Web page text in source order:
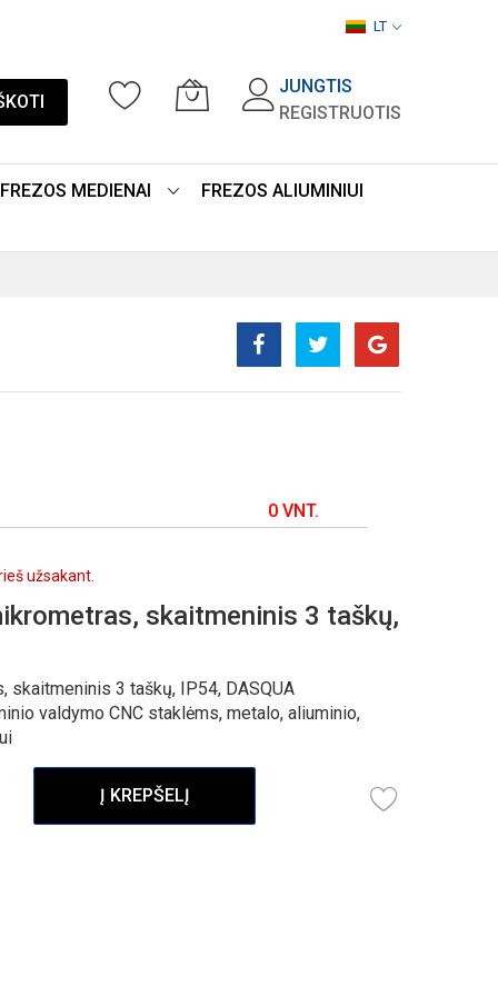
LT
JUNGTIS
REGISTRUOTIS
FREZOS MEDIENAI FREZOS ALIUMINIUI
0 VNT.
užsakant.
skaitmeninis 3 taškų,
skaitmeninis 3 taškų, IP54, DASQUA
valdymo CNC staklėms, metalo, aliuminio,
Į KREPŠELĮ